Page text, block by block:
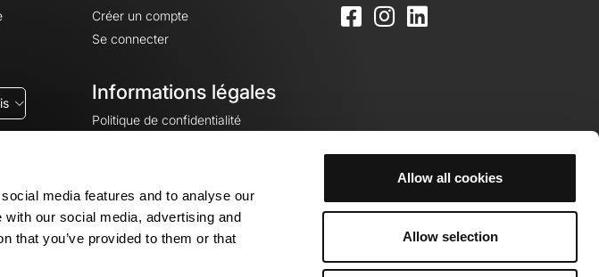
media features and to analyse our
our social media, advertising and
that you’ve provided to them or that
Allow all cookies
Allow selection
Créer un compte
Se connecter
Informations légales
Politique de confidentialité
Mentions légales
Paramètres des cookies